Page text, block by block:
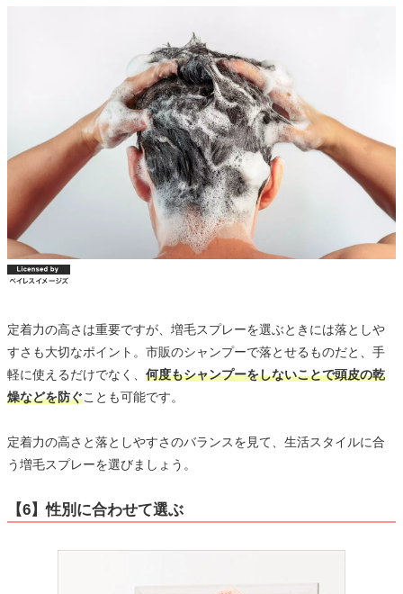
定着力の高さは重要ですが、増毛スプレーを選ぶときには落としや
すさも大切なポイント。市販のシャンプーで落とせるものだと、手
軽に使えるだけでなく、 何度もシャンプーをしないことで頭皮の乾
燥などを防ぐことも可能です。
定着力の高さと落としやすさのバランスを見て、生活スタイルに合
う増毛スプレーを選びましょう。
【6】性別に合わせて選ぶ